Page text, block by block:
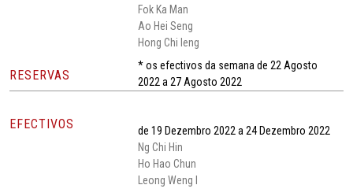
Fok Ka Man
Ao Hei Seng
Hong Chi Ieng
RESERVAS
* os efectivos da semana de 22 Agosto
2022 a 27 Agosto 2022
EFECTIVOS
de 19 Dezembro 2022 a 24 Dezembro 2022
Ng Chi Hin
Ho Hao Chun
Leong Weng I